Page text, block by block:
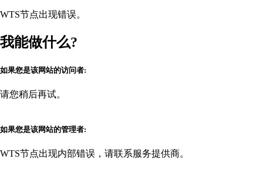
WTS节点出现错误。
我能做什么?
如果您是该网站的访问者:
请您稍后再试。
如果您是该网站的管理者:
WTS节点出现内部错误，请联系服务提供商。